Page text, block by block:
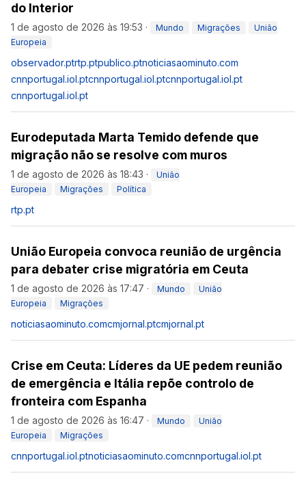
do Interior
1 de agosto de 2026 às 19:53 · Mundo Migrações
União
Europeia
observador.ptrtp.ptpublico.ptnoticiasaominuto.com
cnnportugal.iol.ptcnnportugal.iol.ptcnnportugal.iol.pt
cnnportugal.iol.pt
Eurodeputada Marta Temido defende que
migração não se resolve com muros
1 de agosto de 2026 às 18:43 ·
União
Europeia
Migrações Política
rtp.pt
União Europeia convoca reunião de urgência
para debater crise migratória em Ceuta
1 de agosto de 2026 às 17:47 · Mundo
União
Europeia
Migrações
noticiasaominuto.comcmjornal.ptcmjornal.pt
Crise em Ceuta: Líderes da UE pedem reunião
de emergência e Itália repõe controlo de
fronteira com Espanha
1 de agosto de 2026 às 16:47 · Mundo
União
Europeia
Migrações
cnnportugal.iol.ptnoticiasaominuto.comcnnportugal.iol.pt